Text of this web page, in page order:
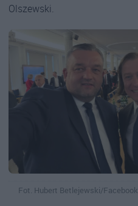
Olszewski.
Fot. Hubert Betlejewski/Facebook